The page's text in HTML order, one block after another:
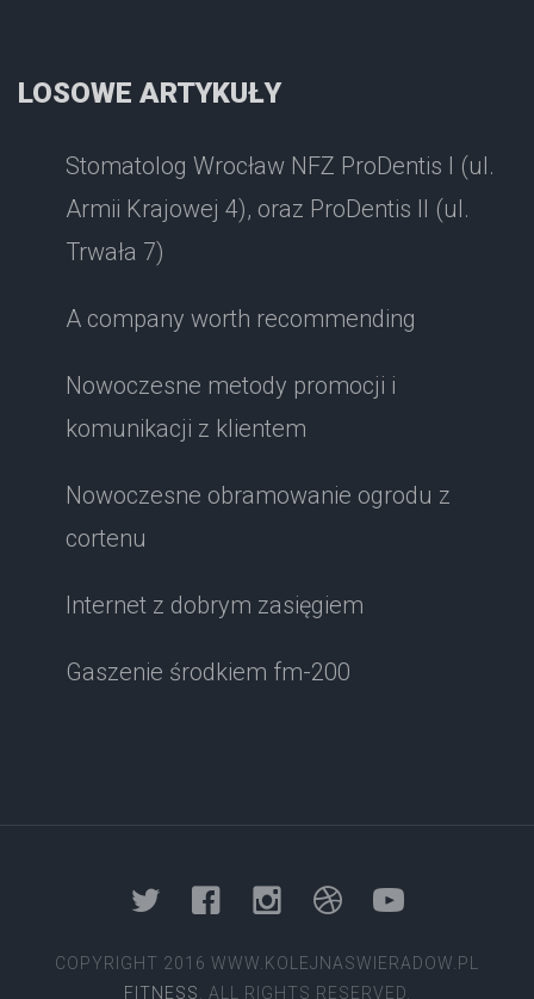
LOSOWE ARTYKUŁY
Stomatolog Wrocław NFZ ProDentis I (ul.
Armii Krajowej 4), oraz ProDentis II (ul.
Trwała 7)
A company worth recommending
Nowoczesne metody promocji i
komunikacji z klientem
Nowoczesne obramowanie ogrodu z
cortenu
Internet z dobrym zasięgiem
Gaszenie środkiem fm-200
COPYRIGHT 2016 WWW.KOLEJNASWIERADOW.PL
FITNESS . ALL RIGHTS RESERVED.